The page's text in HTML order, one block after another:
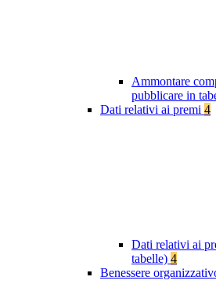
Ammontare
pubblicare in
Dati relativi ai premi 4
Dati relativi ai
tabelle) 4
Benessere